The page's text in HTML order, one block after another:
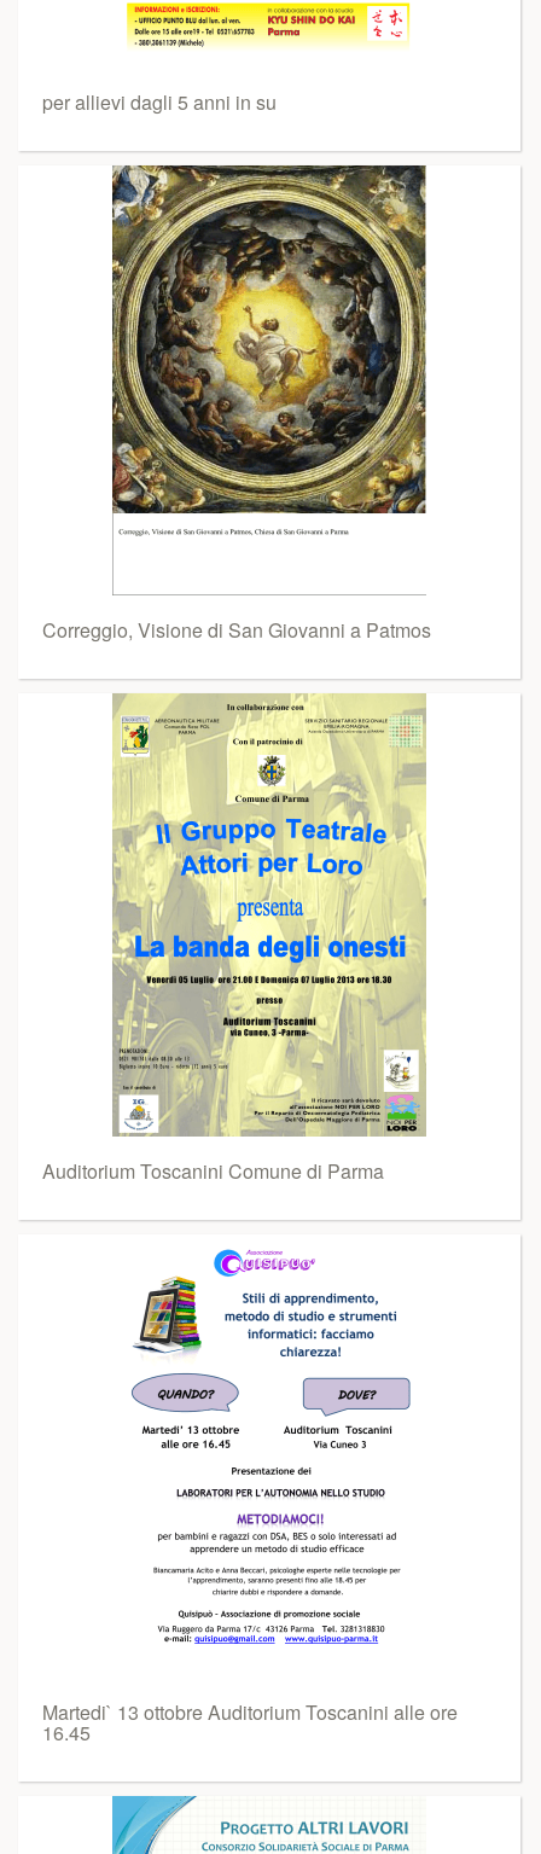
per allievi dagli 5 anni in su
Correggio, Visione di San Giovanni a Patmos
Auditorium Toscanini Comune di Parma
Martedi` 13 ottobre Auditorium Toscanini alle ore
16.45